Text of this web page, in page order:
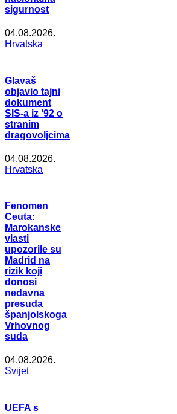
sigurnost
04.08.2026.
Hrvatska
Glavaš
objavio tajni
dokument
SIS-a iz ’92 o
stranim
dragovoljcima
04.08.2026.
Hrvatska
Fenomen
Ceuta:
Marokanske
vlasti
upozorile su
Madrid na
rizik koji
donosi
nedavna
presuda
španjolskoga
Vrhovnog
suda
04.08.2026.
Svijet
UEFA s